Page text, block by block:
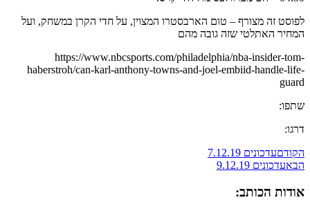
לפוסט זה מצורף – טום הארבסטרו המצוין, על חדי הקרן במשחק, ועל
המחיר האתלטי שזה גובה מהם
https://www.nbcsports.com/philadelphia/nba-insider-tom-
haberstroh/can-karl-anthony-towns-and-joel-embiid-handle-life-
guard
שתפו:
דרגו:
הקודםעדכונים 7.12.19
הבאעדכונים 9.12.19
אודות הכותב: